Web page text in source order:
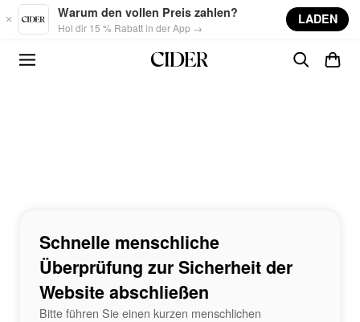
Skip to main content
Warum den vollen Preis zahlen?
Hol dir 15 % Rabatt in der App →
LADEN
Schnelle menschliche
Überprüfung zur Sicherheit der
Website abschließen
Bitte führen Sie einen kurzen menschlichen